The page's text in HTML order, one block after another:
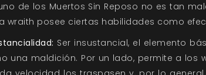
de los Muertos Sin Reposo no es tan
wraith posee ciertas habilidades como
Ser insustancial, el elemento
una maldición. Por un lado, permite a los